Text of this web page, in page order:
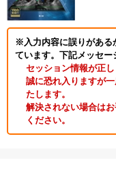
※入力内容に誤りがある
ています。下記メッセー
セッション情報が正
誠に恐れ入りますが
たします。
解決されない場合は
ください。